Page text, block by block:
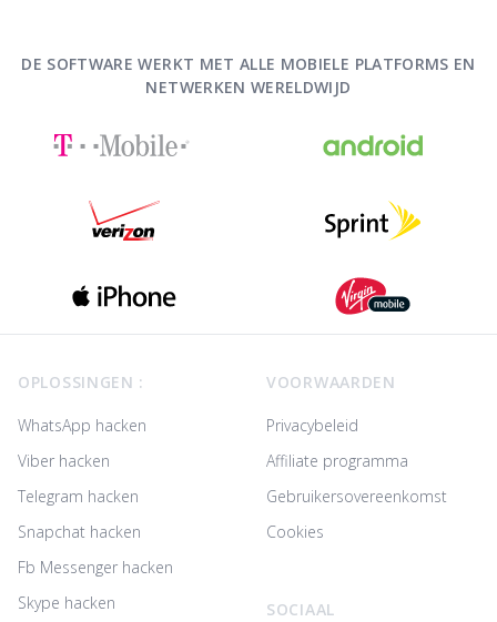
DE SOFTWARE WERKT MET ALLE MOBIELE PLATFORMS EN
NETWERKEN WERELDWIJD
OPLOSSINGEN :
WhatsApp hacken
Viber hacken
Telegram hacken
Snapchat hacken
Fb Messenger hacken
Skype hacken
VOORWAARDEN
Privacybeleid
Affiliate programma
Gebruikersovereenkomst
Cookies
SOCIAAL